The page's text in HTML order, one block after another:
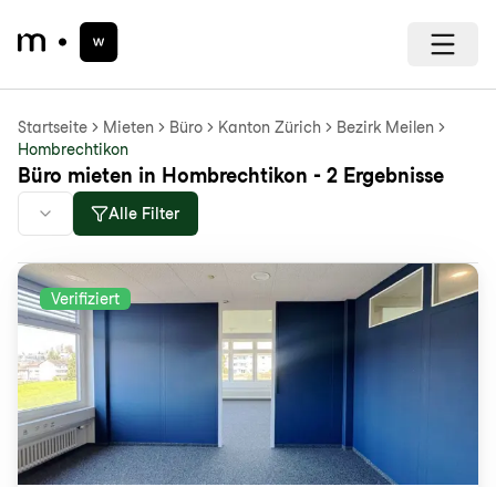
Startseite Mieten Büro Kanton Zürich
Bezirk Meilen
Hombrechtikon
Büro mieten in Hombrechtikon - 2 Ergebnisse
Alle Filter
Verifiziert